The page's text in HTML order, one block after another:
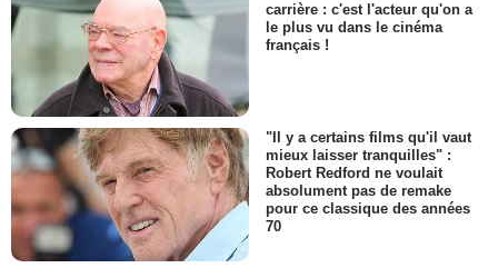
carrière : c'est l'acteur qu'on a
le plus vu dans le cinéma
français !
"Il y a certains films qu'il vaut
mieux laisser tranquilles" :
Robert Redford ne voulait
absolument pas de remake
pour ce classique des années
70